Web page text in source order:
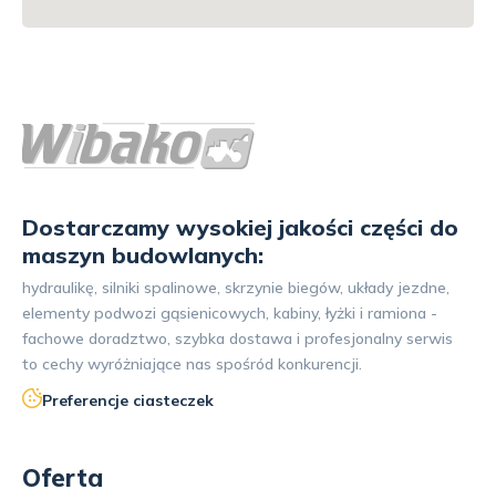
Dostarczamy wysokiej jakości części do
maszyn budowlanych:
hydraulikę, silniki spalinowe, skrzynie biegów, układy jezdne,
elementy podwozi gąsienicowych, kabiny, łyżki i ramiona -
fachowe doradztwo, szybka dostawa i profesjonalny serwis
to cechy wyróżniające nas spośród konkurencji.
Preferencje ciasteczek
Oferta